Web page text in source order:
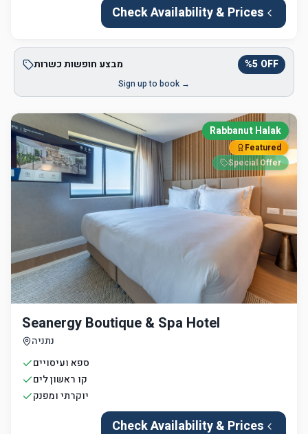
Check Availability & Prices
מבצע חופשות כשרות %5 OFF
Sign up to book →
Rabbanut Halak
Featured
Special Offer
Seanergy Boutique & Spa Hotel
נתניה
ספא ועיסויים
קו ראשון לים
יוקרתי ומפנק
Check Availability & Prices